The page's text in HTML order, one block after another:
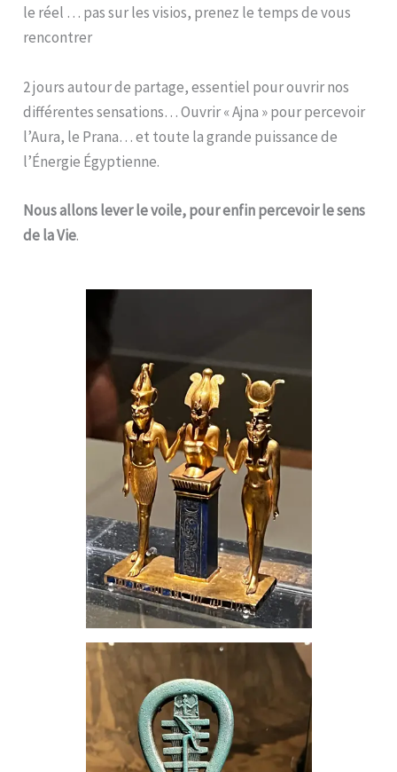
le réel … pas sur les visios, prenez le temps de vous
rencontrer
2 jours autour de partage, essentiel pour ouvrir nos
différentes sensations… Ouvrir « Ajna » pour percevoir
l’Aura, le Prana… et toute la grande puissance de
l’Énergie Égyptienne.
Nous allons lever le voile, pour enfin percevoir le sens
de la Vie.